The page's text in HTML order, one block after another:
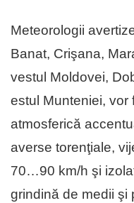
Meteorologii
Banat, Crişana,
vestul Moldovei,
estul Munteniei, vor
atmosferică
averse torenţiale,
70…90 km/h şi
grindină de medii